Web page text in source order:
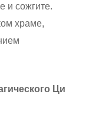
и сожгите.
храме,
Ци